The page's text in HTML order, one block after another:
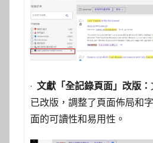
· 文獻「全記錄頁面」改版：
已改版，調整了頁面佈局和
面的可讀性和易用性。